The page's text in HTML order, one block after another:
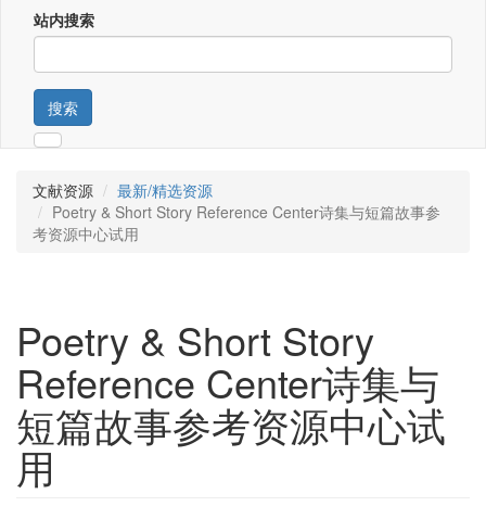
站内搜索
搜索
文献资源
最新/精选资源
Poetry & Short Story Reference Center诗集与短篇故事参
考资源中心试用
Poetry & Short Story
Reference Center诗集与
短篇故事参考资源中心试
用